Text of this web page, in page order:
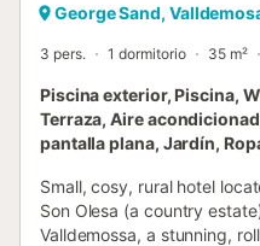
George Sand,
3 pers. 1 dormitorio 35 m²
Piscina exterior, Piscina,
Terraza, Aire
pantalla plana, Jardín,
Small, cosy, rural hotel
Son Olesa (a country
Valldemossa, a stunning,